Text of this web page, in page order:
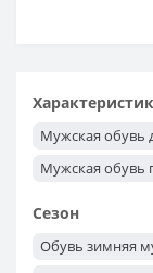
Мужская обувь
Мужская обувь
Сезон
Обувь зимняя